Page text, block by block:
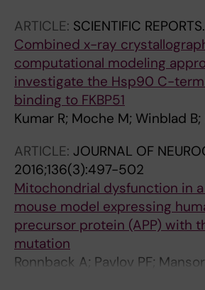
ARTICLE: SCIENTIFIC REPORTS.
Combined x-ray
computational modeling
investigate the Hsp90 C-
binding to FKBP51
Kumar R; Moche M; Winblad B;
ARTICLE: JOURNAL OF
2016;136(3):497-502
Mitochondrial dysfunction in
mouse model expressing
precursor protein (APP) with
mutation
Ronnback A; Pavlov PF;
Marliere N; Winblad B; Graff